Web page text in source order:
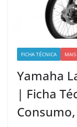
FICHA TÉCNICA
Yamaha
| Ficha